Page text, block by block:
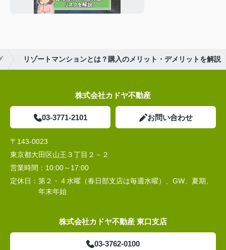
リゾートマンションとは？購入のメリット・デメリットを解説
株式会社カドヤ不動産
03-3771-2101 お問い合わせ
〒143-0023
東京都大田区山王３丁目２－２
営業時間： 10:00～17:00
定休日： 第２・４水曜（春日部支店は毎週水曜）、GW、夏期、
年末年始
株式会社カドヤ不動産 東口支店
03-3762-0100